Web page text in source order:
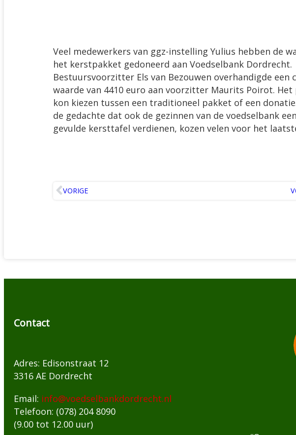
Veel medewerkers van ggz-instelling Yulius hebben de
het kerstpakket gedoneerd aan Voedselbank Dordrecht.
Bestuursvoorzitter Els van Bezouwen overhandigde een
waarde van 4410 euro aan voorzitter Maurits Poirot. Het
kon kiezen tussen een traditioneel pakket of een
de gedachte dat ook de gezinnen van de voedselbank
gevulde kersttafel verdienen, kozen velen voor het
VORIGE
Contact
Adres: Edisonstraat 12
3316 AE Dordrecht
Email: info@voedselbankdordrecht.nl
Telefoon: (078) 204 8090
(9.00 tot 12.00 uur)